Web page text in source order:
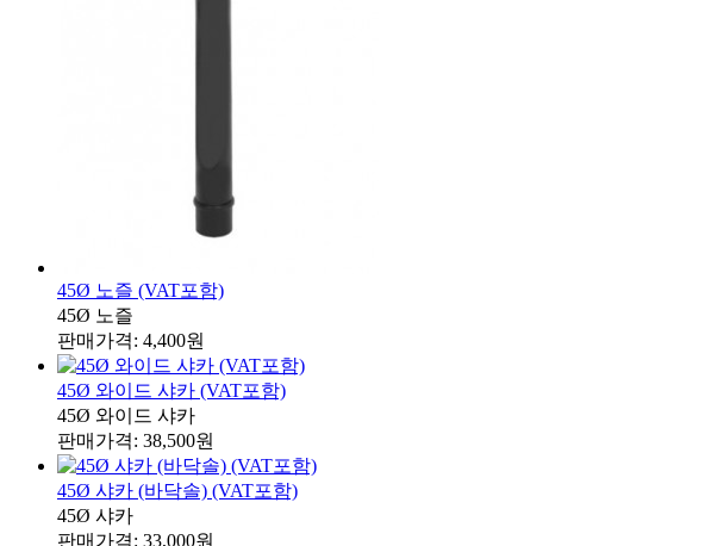
45Ø 노즐 (VAT포함)
45Ø 노즐
판매가격: 4,400원
45Ø 와이드 샤카 (VAT포함)
45Ø 와이드 샤카
판매가격: 38,500원
45Ø 샤카 (바닥솔) (VAT포함)
45Ø 샤카
판매가격: 33,000원